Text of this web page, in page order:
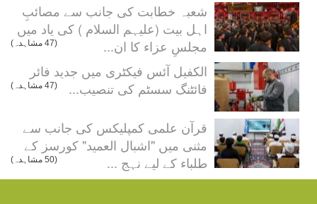
شعبہ خطابت کی جانب سے مصائبِ
اہل بیت (علیہم السلام ) کی یاد میں
مجلسِ عزاء کا ان...
(47 مشاہدہ)
الکفیل آئس فیکٹری میں جدید فائر
فائٹنگ سسٹم کی تنصیب...
(47 مشاہدہ)
قرآن علمی کمپلیکس کی جانب سے
مثنی میں "اشبال العميد" کورسز کے
طلباء کے لیے نہج ...
(50 مشاہدہ)